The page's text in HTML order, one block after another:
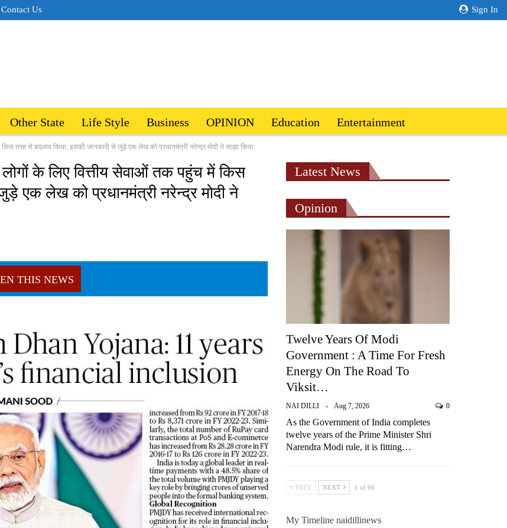
Sign In
Contact Us
Other State Life Style Business OPINION Education Entertainment
तरह से बदलाव किया, इसकी जानकारी से जुड़े एक लेख को प्रधानमंत्री नरेन्‍द्र मोदी ने साझा किया
के लिए वित्तीय सेवाओं तक पहुंच में किस
एक लेख को प्रधानमंत्री नरेन्‍द्र मोदी ने
THIS NEWS
Latest News
Opinion
Twelve Years Of Modi
Government : A Time For Fresh
Energy On The Road To
Viksit…
NAI DILLI Aug 7, 2026 0
As the Government of India completes
twelve years of the Prime Minister Shri
Narendra Modi rule, it is fitting…
PREV NEXT 1 of 66
My Timeline naidillinews